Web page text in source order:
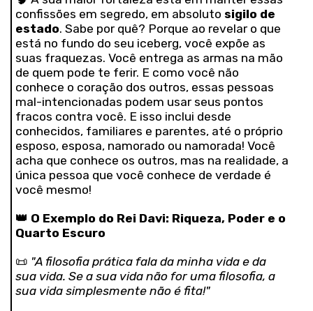
confissões em segredo, em absoluto sigilo de
estado. Sabe por quê? Porque ao revelar o que
está no fundo do seu iceberg, você expõe as
suas fraquezas. Você entrega as armas na mão
de quem pode te ferir. E como você não
conhece o coração dos outros, essas pessoas
mal-intencionadas podem usar seus pontos
fracos contra você. E isso inclui desde
conhecidos, familiares e parentes, até o próprio
esposo, esposa, namorado ou namorada! Você
acha que conhece os outros, mas na realidade, a
única pessoa que você conhece de verdade é
você mesmo!
👑 O Exemplo do Rei Davi: Riqueza, Poder e o
Quarto Escuro
📜 "A filosofia prática fala da minha vida e da
sua vida. Se a sua vida não for uma filosofia, a
sua vida simplesmente não é fita!"